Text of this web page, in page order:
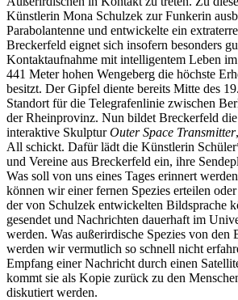
Künstlerin Mona Schulzek zur Funkerin
Parabolantenne und entwickelte ein
Breckerfeld eignet sich insofern besonders
Kontaktaufnahme mit intelligentem Leben
441 Meter hohen Wengeberg die höchste
besitzt. Der Gipfel diente bereits Mitte des
Standort für die Telegrafenlinie zwischen
der Rheinprovinz. Nun bildet Breckerfeld
interaktive SkulpturOuter Space Transmitter
All schickt. Dafür lädt die Künstlerin
und Vereine aus Breckerfeld ein, ihre
Was soll von uns eines Tages erinnert
können wir einer fernen Spezies erteilen
der von Schulzek entwickelten Bildsprache
gesendet und Nachrichten dauerhaft im
werden. Was außerirdische Spezies von den
werden wir vermutlich so schnell nicht
Empfang einer Nachricht durch einen
kommt sie als Kopie zurück zu den
diskutiert werden.